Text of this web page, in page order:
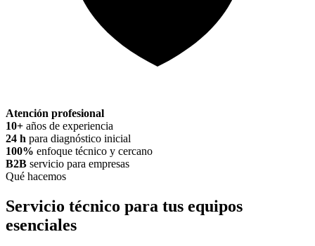
Atención profesional
10+ años de experiencia
24 h para diagnóstico inicial
100% enfoque técnico y cercano
B2B servicio para empresas
Qué hacemos
Servicio técnico para tus equipos
esenciales